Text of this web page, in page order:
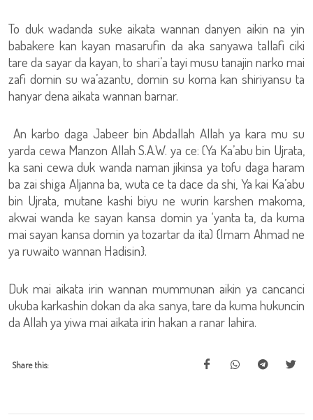
To duk wadanda suke aikata wannan danyen aikin na yin
babakere kan kayan masarufin da aka sanyawa tallafi ciki
tare da sayar da kayan, to shari’a tayi musu tanajin narko mai
zafi domin su wa’azantu, domin su koma kan shiriyansu ta
hanyar dena aikata wannan barnar.
An karbo daga Jabeer bin Abdallah Allah ya kara mu su
yarda cewa Manzon Allah S.A.W. ya ce: (Ya Ka’abu bin Ujrata,
ka sani cewa duk wanda naman jikinsa ya tofu daga haram
ba zai shiga Aljanna ba, wuta ce ta dace da shi, Ya kai Ka’abu
bin Ujrata, mutane kashi biyu ne wurin karshen makoma,
akwai wanda ke sayan kansa domin ya ‘yanta ta, da kuma
mai sayan kansa domin ya tozartar da ita) {Imam Ahmad ne
ya ruwaito wannan Hadisin}.
Duk mai aikata irin wannan mummunan aikin ya cancanci
ukuba karkashin dokan da aka sanya, tare da kuma hukuncin
da Allah ya yiwa mai aikata irin hakan a ranar lahira.
Share this: